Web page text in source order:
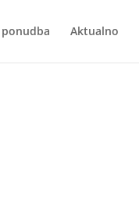
ponudba Aktualno